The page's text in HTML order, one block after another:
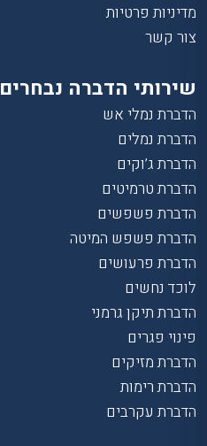
מדיניות פרטיות
צור קשר
שירותי הדברה נבחרים
הדברת נמלי אש
הדברת נמלים
הדברת ג’וקים
הדברת טרמיטים
הדברת פשפשים
הדברת פשפש המיטה
הדברת פרעושים
לוכד נחשים
הדברת תיקן גרמני
פינוי פגרים
הדברת מזיקים
הדברת רימות
הדברת עקרבים